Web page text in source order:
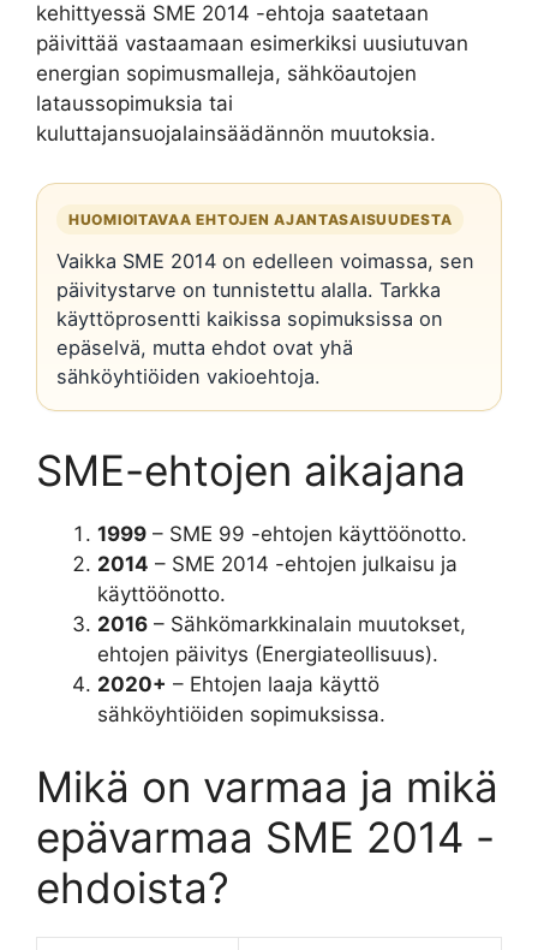
kehittyessä SME 2014 -ehtoja saatetaan
päivittää vastaamaan esimerkiksi uusiutuvan
energian sopimusmalleja, sähköautojen
lataussopimuksia tai
kuluttajansuojalainsäädännön muutoksia.
HUOMIOITAVAA EHTOJEN AJANTASAISUUDESTA
Vaikka SME 2014 on edelleen voimassa, sen
päivitystarve on tunnistettu alalla. Tarkka
käyttöprosentti kaikissa sopimuksissa on
epäselvä, mutta ehdot ovat yhä
sähköyhtiöiden vakioehtoja.
SME-ehtojen aikajana
1999 – SME 99 -ehtojen käyttöönotto.
2014 – SME 2014 -ehtojen julkaisu ja
käyttöönotto.
2016 – Sähkömarkkinalain muutokset,
ehtojen päivitys (Energiateollisuus).
2020+ – Ehtojen laaja käyttö
sähköyhtiöiden sopimuksissa.
Mikä on varmaa ja mikä
epävarmaa SME 2014 -
ehdoista?